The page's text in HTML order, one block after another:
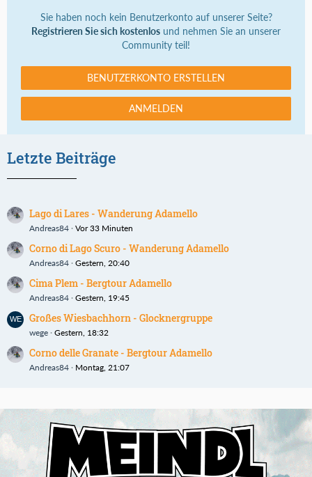
Sie haben noch kein Benutzerkonto auf unserer Seite?
Registrieren Sie sich kostenlos und nehmen Sie an unserer
Community teil!
BENUTZERKONTO ERSTELLEN
ANMELDEN
Letzte Beiträge
Lago di Lares - Wanderung Adamello
Andreas84 Vor 33 Minuten
Corno di Lago Scuro - Wanderung Adamello
Andreas84 Gestern, 20:40
Cima Plem - Bergtour Adamello
Andreas84 Gestern, 19:45
Großes Wiesbachhorn - Glocknergruppe
wege Gestern, 18:32
Corno delle Granate - Bergtour Adamello
Andreas84 Montag, 21:07